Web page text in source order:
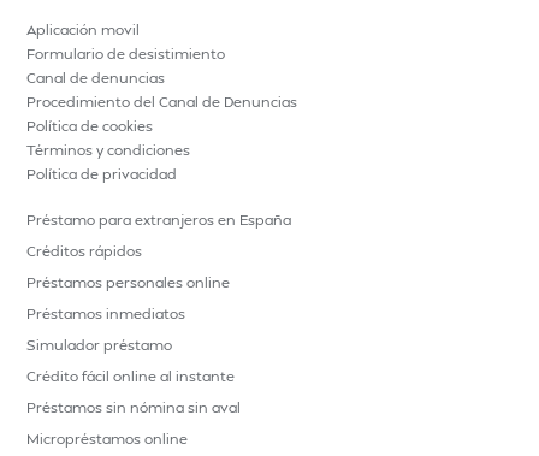
Aplicación movil
Formulario de desistimiento
Canal de denuncias
Procedimiento del Canal de Denuncias
Política de cookies
Términos y condiciones
Política de privacidad
Préstamo para extranjeros en España
Créditos rápidos
Préstamos personales online
Préstamos inmediatos
Simulador préstamo
Crédito fácil online al instante
Préstamos sin nómina sin aval
Micropréstamos online